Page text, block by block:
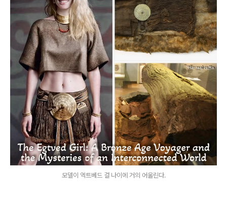
모델이 엑트베드 걸 나이에 거의 어울린다.